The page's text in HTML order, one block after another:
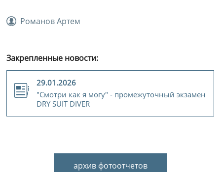
Романов Артем
Закрепленные новости:
29.01.2026
"Смотри как я могу" - промежуточный экзамен
DRY SUIT DIVER
архив фотоотчетов